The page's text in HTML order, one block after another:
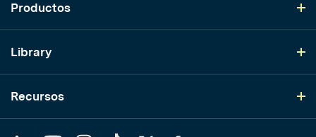
Productos
Library
Recursos
YouTubeInstagram
TikTok